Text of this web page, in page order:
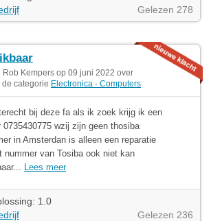
Gelezen 278
Rob Kempers op 09 juni 2022 over
de categorie Electronica - Computers
bij deze fa als ik zoek krijg ik een
0735430775 wzij zijn geen thosiba
in Amsterdan is alleen een reparatie
nummer van Tosiba ook niet kan
Lees meer
1.0
Gelezen 236